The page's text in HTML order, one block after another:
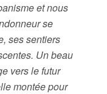
et nous
se
ses sentiers
Un beau
vers le futur
montée pour